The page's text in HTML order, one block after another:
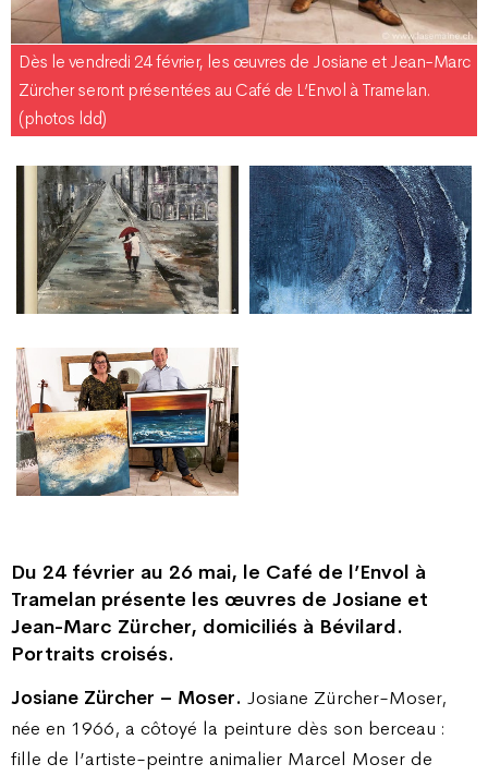
Dès le vendredi 24 février, les œuvres de Josiane et Jean-Marc
Zürcher seront présentées au Café de L’Envol à Tramelan.
(photos ldd)
Du 24 février au 26 mai, le Café de l’Envol à
Tramelan présente les œuvres de Josiane et
Jean-Marc Zürcher, domiciliés à Bévilard.
Portraits croisés.
Josiane Zürcher – Moser. Josiane Zürcher-Moser,
née en 1966, a côtoyé la peinture dès son berceau :
fille de l’artiste-peintre animalier Marcel Moser de